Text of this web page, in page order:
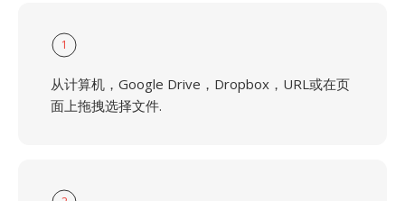
1
从计算机，Google Drive，Dropbox，URL或在页
面上拖拽选择文件.